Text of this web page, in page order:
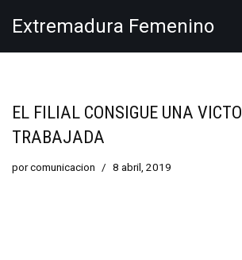
Extremadura Femenino
EL FILIAL CONSIGUE UNA
TRABAJADA
porcomunicacion 8 abril, 2019